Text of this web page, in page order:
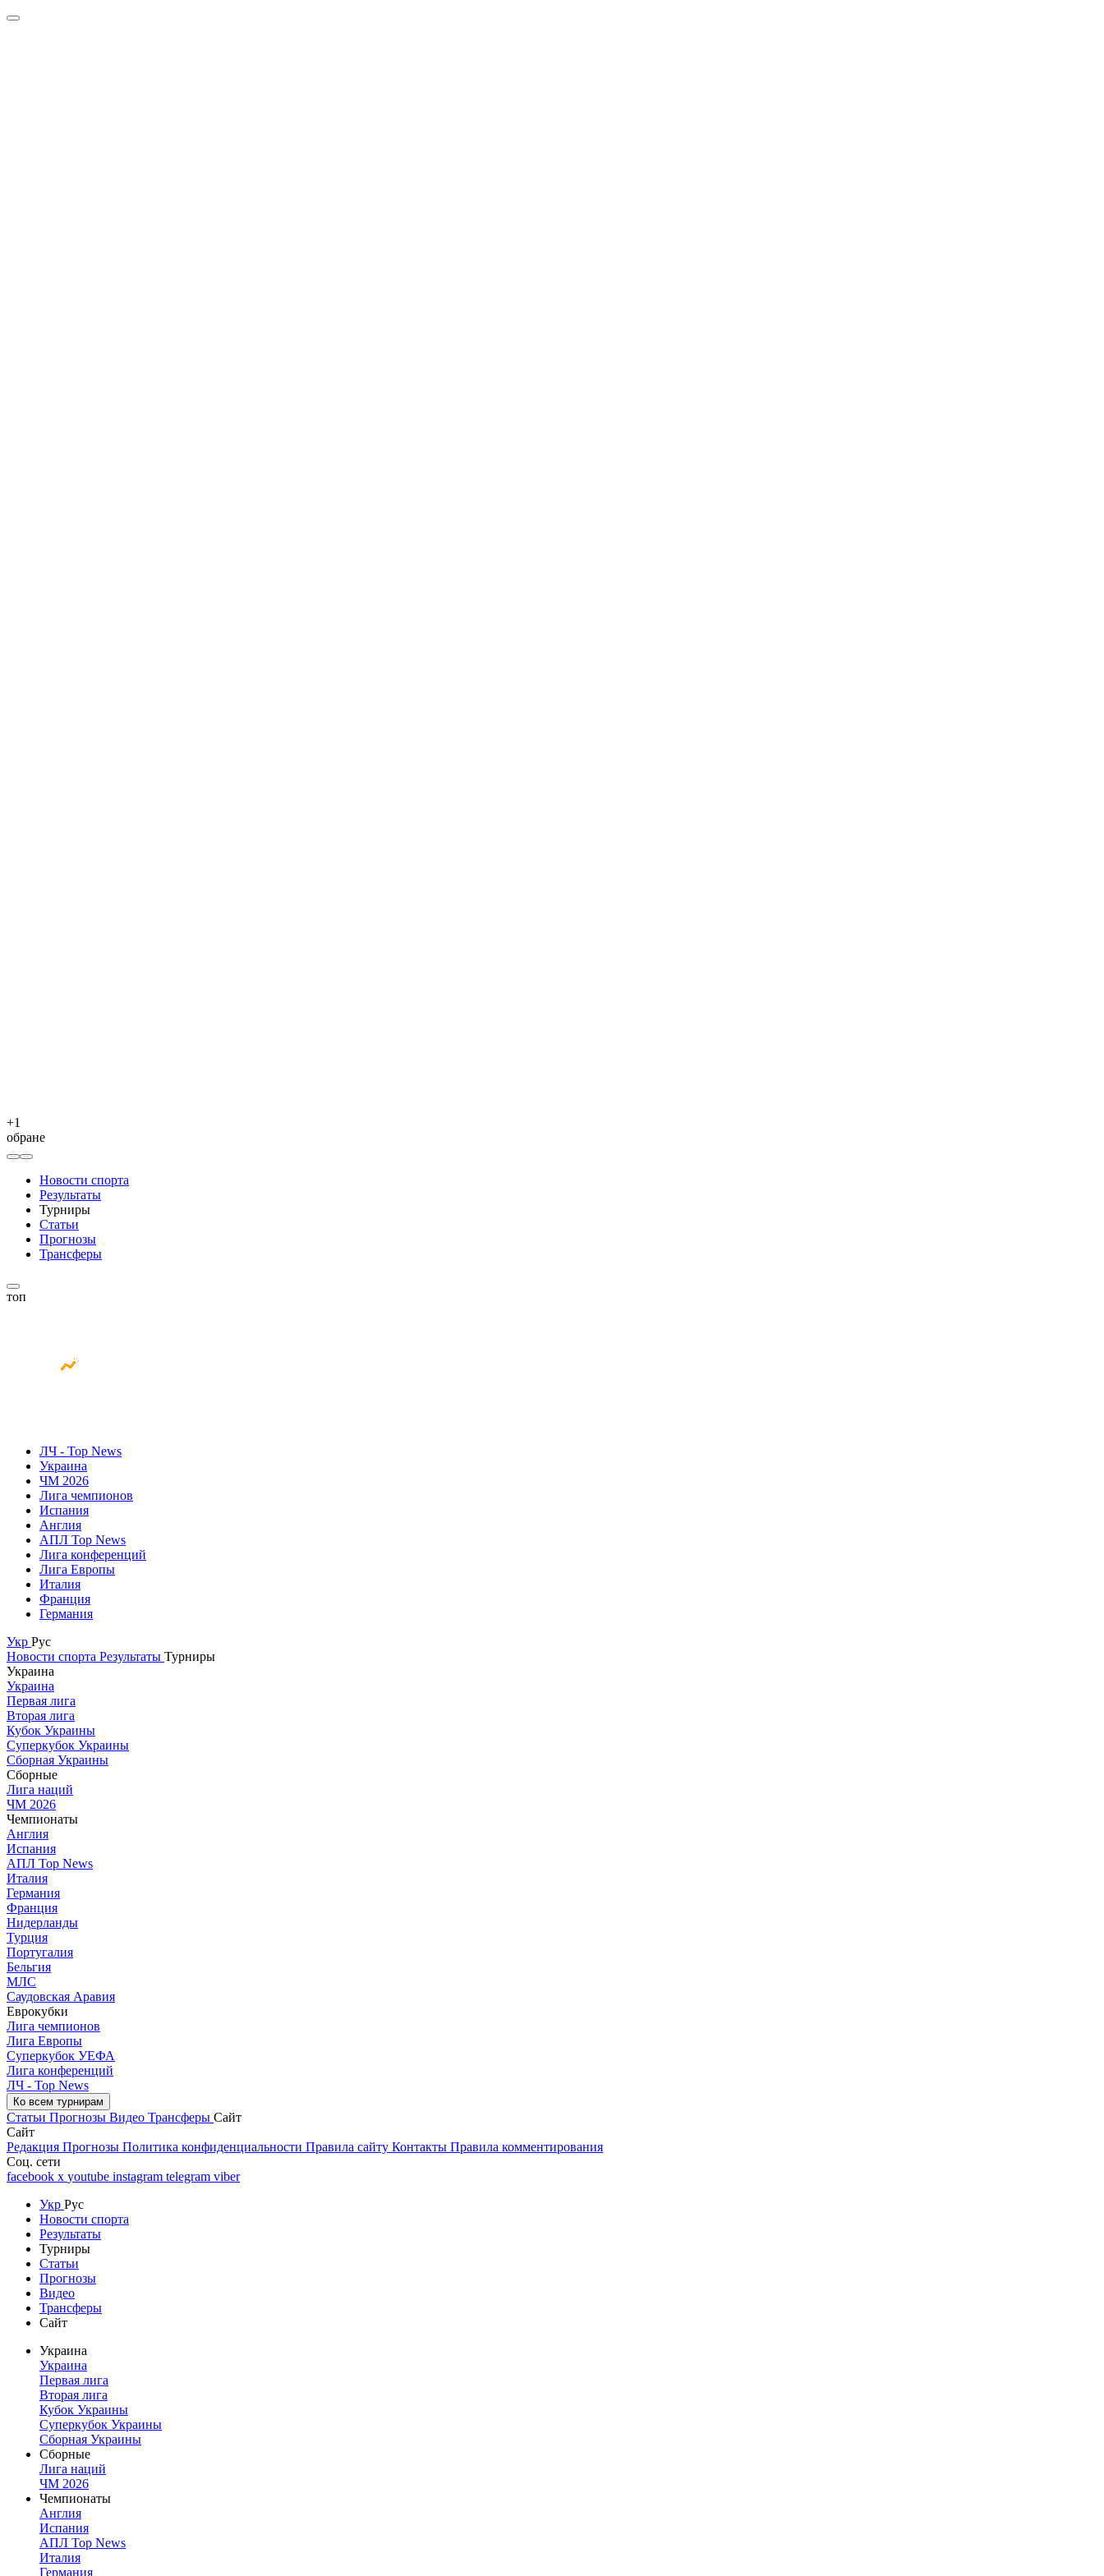
+1
обране
Новости спорта
Результаты
Турниры
Статьи
Прогнозы
Трансферы
топ
ЛЧ - Top News
Украина
ЧМ 2026
Лига чемпионов
Испания
Англия
АПЛ Top News
Лига конференций
Лига Европы
Италия
Франция
Германия
Укр Рус
Новости спорта Результаты Турниры
Украина
Украина
Первая лига
Вторая лига
Кубок Украины
Суперкубок Украины
Сборная Украины
Сборные
Лига наций
ЧМ 2026
Чемпионаты
Англия
Испания
АПЛ Top News
Италия
Германия
Франция
Нидерланды
Турция
Португалия
Бельгия
МЛС
Саудовская Аравия
Еврокубки
Лига чемпионов
Лига Европы
Суперкубок УЕФА
Лига конференций
ЛЧ - Top News
Ко всем турнирам
Статьи Прогнозы Видео Трансферы Сайт
Сайт
Редакция Прогнозы Политика конфиденциальности Правила сайту Контакты Правила комментирования
Соц. сети
facebook x youtube instagram telegram viber
Укр Рус
Новости спорта
Результаты
Турниры
Статьи
Прогнозы
Видео
Трансферы
Сайт
Украина
Украина
Первая лига
Вторая лига
Кубок Украины
Суперкубок Украины
Сборная Украины
Сборные
Лига наций
ЧМ 2026
Чемпионаты
Англия
Испания
АПЛ Top News
Италия
Германия